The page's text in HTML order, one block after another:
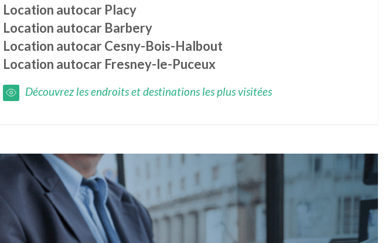
Location autocar Placy
Location autocar Barbery
Location autocarCesny-Bois-Halbout
Location autocar Fresney-le-Puceux
Découvrez les endroits et destinations les plus visitées